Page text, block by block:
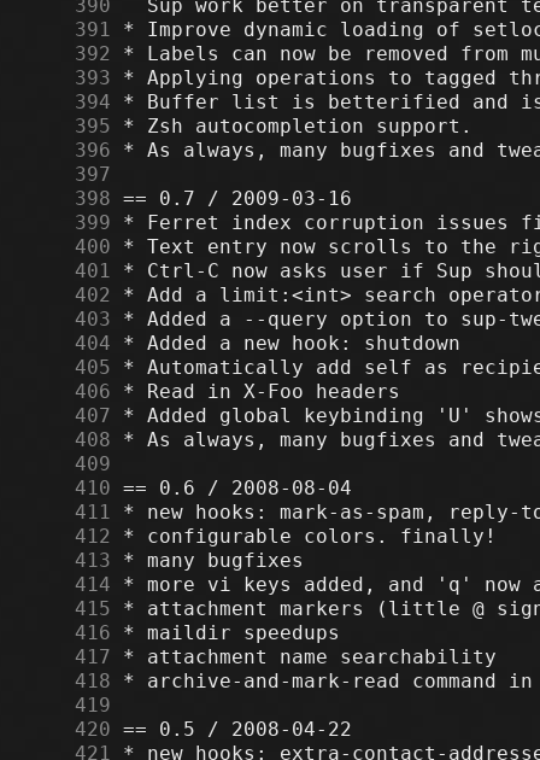
    390
    391
    392
    393
    394
    395
    396
    397
    398
    399
    400
    401
    402
    403
    404
    405
    406
    407
    408
    409
    410
    411
    412
    413
    414
    415
    416
    417
    418
    419
    420
    421